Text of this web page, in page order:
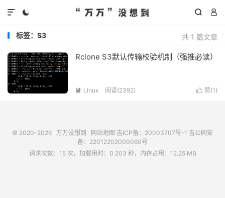
  

共 1 篇文章
标签：S3
Rclone S3默认传输校验机制（强推必读）
 赞(1 )
 Linux 阅读(2392)
© 2020-2026 万万没想到 网站地图 吉ICP备：20003707号-1 吉公网安
备：22012202000060号
请求次数：15 次，加载用时：0.203 秒，内存占用：12.25 MB